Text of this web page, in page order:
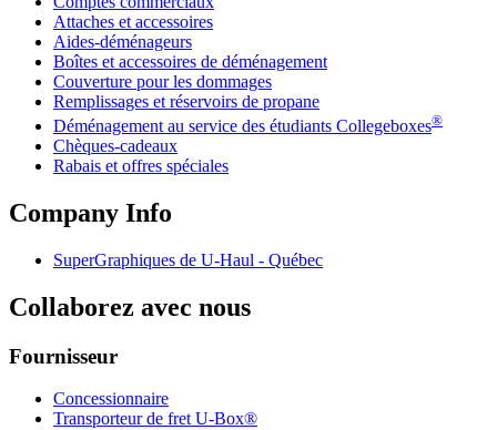
Attaches et accessoires
Aides-déménageurs
Boîtes et accessoires de déménagement
Couverture pour les dommages
Remplissages et réservoirs de propane
Déménagement au service des étudiants Collegeboxes®
Chèques-cadeaux
Rabais et offres spéciales
Company Info
SuperGraphiques de U-Haul - Québec
Collaborez avec nous
Fournisseur
Concessionnaire
Transporteur de fret U-Box®